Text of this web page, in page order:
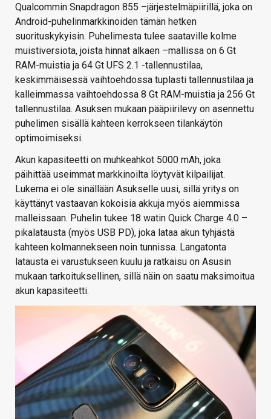
Qualcommin Snapdragon 855 –järjestelmäpiirillä, joka on
Android-puhelinmarkkinoiden tämän hetken
suorituskykyisin. Puhelimesta tulee saataville kolme
muistiversiota, joista hinnat alkaen –mallissa on 6 Gt
RAM-muistia ja 64 Gt UFS 2.1 -tallennustilaa,
keskimmäisessä vaihtoehdossa tuplasti tallennustilaa ja
kalleimmassa vaihtoehdossa 8 Gt RAM-muistia ja 256 Gt
tallennustilaa. Asuksen mukaan pääpiirilevy on asennettu
puhelimen sisällä kahteen kerrokseen tilankäytön
optimoimiseksi.
Akun kapasiteetti on muhkeahkot 5000 mAh, joka
päihittää useimmat markkinoilta löytyvät kilpailijat.
Lukema ei ole sinällään Asukselle uusi, sillä yritys on
käyttänyt vastaavan kokoisia akkuja myös aiemmissa
malleissaan. Puhelin tukee 18 watin Quick Charge 4.0 –
pikalatausta (myös USB PD), joka lataa akun tyhjästä
kahteen kolmannekseen noin tunnissa. Langatonta
latausta ei varustukseen kuulu ja ratkaisu on Asusin
mukaan tarkoituksellinen, sillä näin on saatu maksimoitua
akun kapasiteetti.